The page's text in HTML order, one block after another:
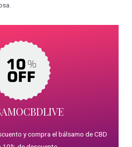
y compra el bálsamo de CBD